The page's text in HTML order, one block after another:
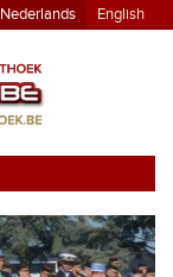
Nederlands English